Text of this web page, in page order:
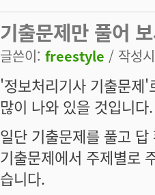
기출문제만 풀어
글쓴이: freestyle / 작성
'정보처리기사 기출문제'
많이 나와 있을 것입니다.
일단 기출문제를 풀고
기출문제에서 주제별로
습니다.